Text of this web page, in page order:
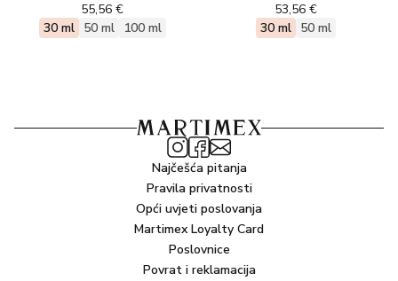
55,56 €
30 ml
50 ml 100 ml
53,56 €
30 ml 50 ml
Najčešća pitanja
Pravila privatnosti
Opći uvjeti poslovanja
Martimex Loyalty Card
Poslovnice
Povrat i reklamacija